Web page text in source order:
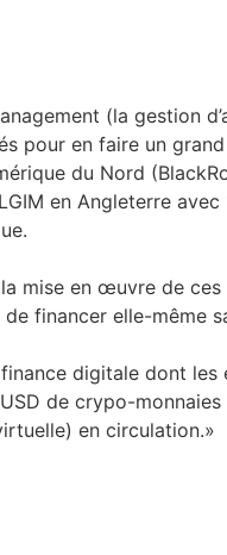
(la gestion
pour en faire un
du Nord
en Angleterre
mise en œuvre de
financer elle-même
digitale dont
de crypo-
en circulation.»